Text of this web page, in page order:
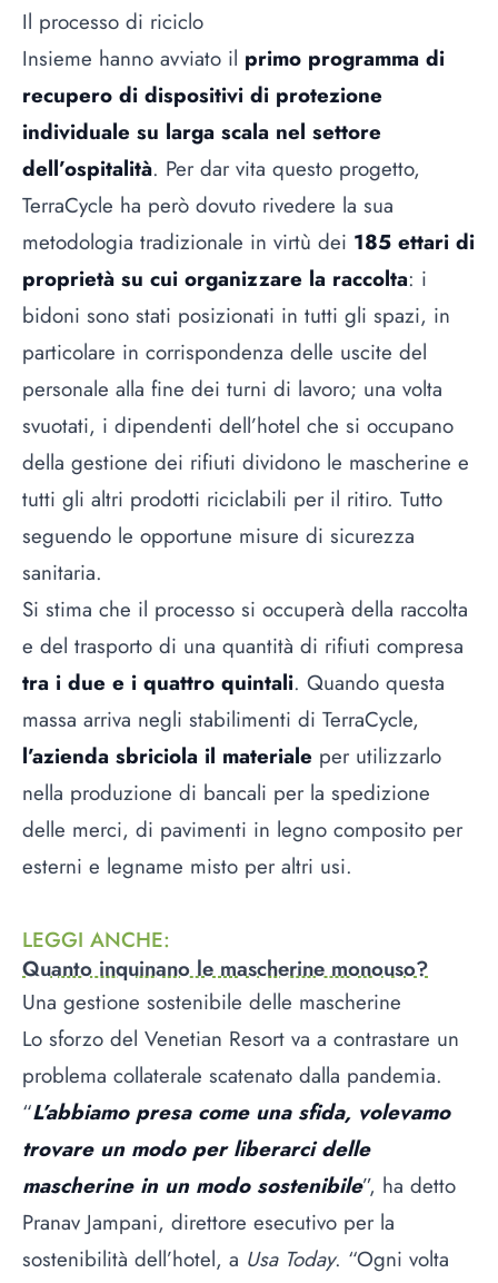
Il processo di riciclo
Insieme hanno avviato il primo programma di
recupero di dispositivi di protezione
individuale su larga scala nel settore
dell’ospitalità. Per dar vita questo progetto,
TerraCycle ha però dovuto rivedere la sua
metodologia tradizionale in virtù dei 185 ettari di
proprietà su cui organizzare la raccolta: i
bidoni sono stati posizionati in tutti gli spazi, in
particolare in corrispondenza delle uscite del
personale alla fine dei turni di lavoro; una volta
svuotati, i dipendenti dell’hotel che si occupano
della gestione dei rifiuti dividono le mascherine e
tutti gli altri prodotti riciclabili per il ritiro. Tutto
seguendo le opportune misure di sicurezza
sanitaria.
Si stima che il processo si occuperà della raccolta
e del trasporto di una quantità di rifiuti compresa
tra i due e i quattro quintali. Quando questa
massa arriva negli stabilimenti di TerraCycle,
l’azienda sbriciola il materiale per utilizzarlo
nella produzione di bancali per la spedizione
delle merci, di pavimenti in legno composito per
esterni e legname misto per altri usi.
LEGGI ANCHE:
Quanto inquinano le mascherine monouso?
Una gestione sostenibile delle mascherine
Lo sforzo del Venetian Resort va a contrastare un
problema collaterale scatenato dalla pandemia.
“L’abbiamo presa come una sfida, volevamo
trovare un modo per liberarci delle
mascherine in un modo sostenibile”, ha detto
Pranav Jampani, direttore esecutivo per la
sostenibilità dell’hotel, a Usa Today. “Ogni volta